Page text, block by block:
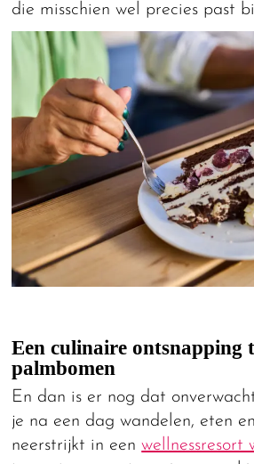
die misschien wel precies past
Een culinaire ontsnapping
palmbomen
En dan is er nog dat
je na een dag wandelen, eten
neerstrijkt in eenwellnessresort